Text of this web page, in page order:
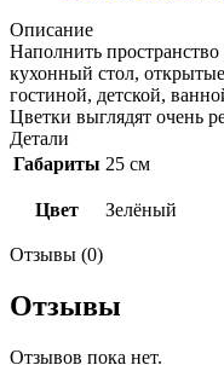
Описание
Наполнить
кухонный стол,
гостиной, детской,
Цветки выглядят очень
Детали
Габариты 25 см
Цвет Зелёный
Отзывы (0)
Отзывы
Отзывов пока нет.